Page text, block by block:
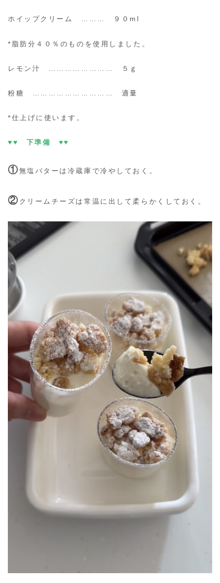
ホイップクリーム ……… ９０ml
*脂肪分４０％のものを使用しました。
レモン汁 …………………… ５ｇ
粉糖 ………………………… 適量
*仕上げに使います。
♥♥ 下準備 ♥♥
①無塩バターは冷蔵庫で冷やしておく。
②クリームチーズは常温に出して柔らかくしておく。